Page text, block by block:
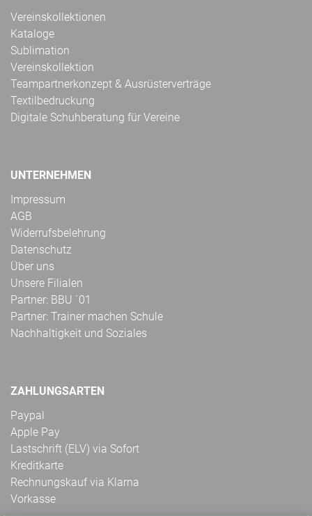
Vereinskollektionen
Kataloge
Sublimation
Vereinskollektion
Teampartnerkonzept & Ausrüsterverträge
Textilbedruckung
Digitale Schuhberatung für Vereine
UNTERNEHMEN
Impressum
AGB
Widerrufsbelehrung
Datenschutz
Über uns
Unsere Filialen
Partner: BBU ´01
Partner: Trainer machen Schule
Nachhaltigkeit und Soziales
ZAHLUNGSARTEN
Paypal
Apple Pay
Lastschrift (ELV) via Sofort
Kreditkarte
Rechnungskauf via Klarna
Vorkasse